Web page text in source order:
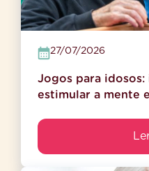
27/07/2026
Jogos para idosos:
estimular a mente